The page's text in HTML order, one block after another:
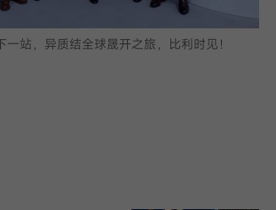
站，异质结全球晟开之旅，比利时见！